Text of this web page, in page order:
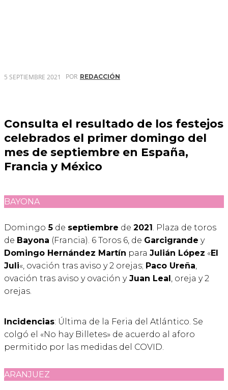
5 SEPTIEMBRE 2021 POR REDACCIÓN
Consulta el resultado de los festejos
celebrados el primer domingo del
mes de septiembre en España,
Francia y México
BAYONA
Domingo 5 de septiembre de 2021 . Plaza de toros
de Bayona (Francia). 6 Toros 6, de Garcigrande y
Domingo Hernández Martín para Julián López «El
Juli«, ovación tras aviso y 2 orejas; Paco Ureña
ovación tras aviso y ovación yJuan Leal , oreja y 2
orejas.
Incidencias: Última de la Feria del Atlántico. Se
colgó el «No hay Billetes» de acuerdo al aforo
permitido por las medidas del COVID.
ARANJUEZ